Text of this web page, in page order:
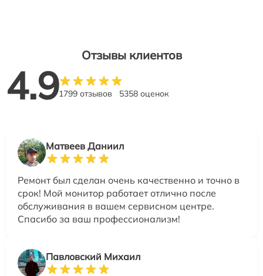
Отзывы клиентов
4.91799 отзывов 5358 оценок
Матвеев Даниил
Ремонт был сделан очень качественно и точно в
срок! Мой монитор работает отлично после
обслуживания в вашем сервисном центре.
Спасибо за ваш профессионализм!
Павловский Михаил